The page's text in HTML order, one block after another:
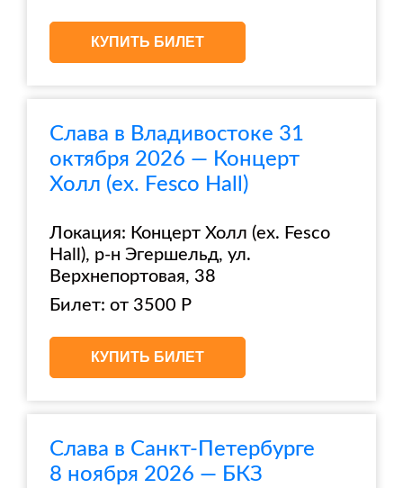
КУПИТЬ БИЛЕТ
Слава в Владивостоке 31
октября 2026 — Концерт
Холл (ex. Fesco Hall)
Локация: Концерт Холл (ex. Fesco
Hall), р-н Эгершельд, ул.
Верхнепортовая, 38
Билет: от 3500 Р
КУПИТЬ БИЛЕТ
Слава в Санкт-Петербурге
8 ноября 2026 — БКЗ